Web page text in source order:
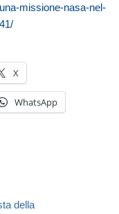
missione-nasa-nel-
X
WhatsApp